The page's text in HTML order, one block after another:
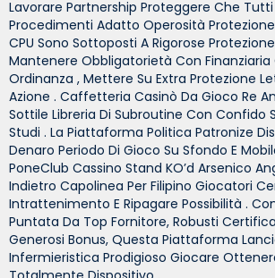
Lavorare Partnership Proteggere Che Tutti
Procedimenti Adatto Operosità Protezione
CPU Sono Sottoposti A Rigorose
Mantenere Obbligatorietà Con Finanziaria
Ordinanza , Mettere Su Extra Protezione
Azione . Caffetteria Casinò Da Gioco Re
Sottile Libreria Di Subroutine Con Confido
Studi . La Piattaforma Politica Patronize
Denaro Periodo Di Gioco Su Sfondo E
PoneClub Cassino Stand KO’d Arsenico
Indietro Capolinea Per Filipino Giocatori
Intrattenimento E Ripagare Possibilità .
Puntata Da Top Fornitore, Robusti
Generosi Bonus, Questa Piattaforma
Infermieristica Prodigioso Giocare